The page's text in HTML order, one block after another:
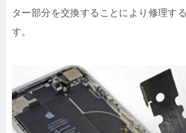
ター部分を交換することにより修理す
す。